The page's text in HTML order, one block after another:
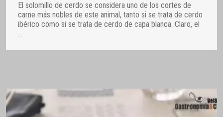
El solomillo de cerdo se considera uno de los cortes de
carne más nobles de este animal, tanto si se trata de cerdo
ibérico como si se trata de cerdo de capa blanca. Claro, el
…